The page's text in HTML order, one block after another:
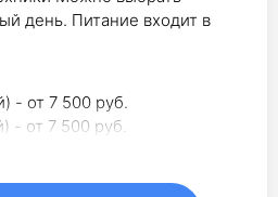
день. Питание входит в
- от 7 500 руб.
- от 7 500 руб.